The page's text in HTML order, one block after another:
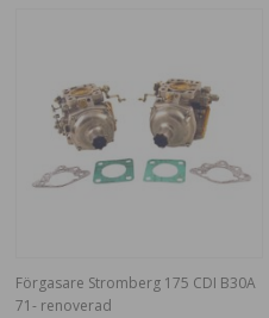
Förgasare Stromberg 175 CDI B30A
71- renoverad